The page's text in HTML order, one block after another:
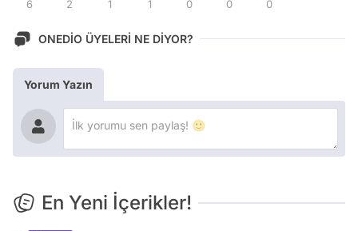
6 2 1 1 0 0 0
ONEDİO ÜYELERİ NE DİYOR?
Yorum Yazın
En Yeni İçerikler!